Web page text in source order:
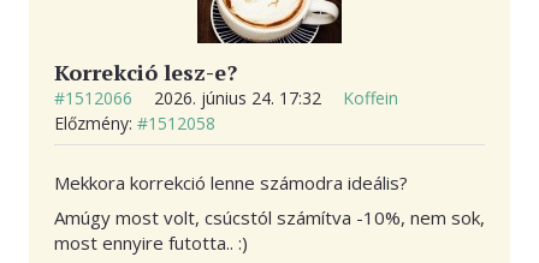
Korrekció lesz-e?
#1512066 2026. június 24. 17:32
Koffein
Előzmény: #1512058
Mekkora korrekció lenne számodra ideális?
Amúgy most volt, csúcstól számítva -10%, nem sok,
most ennyire futotta.. :)